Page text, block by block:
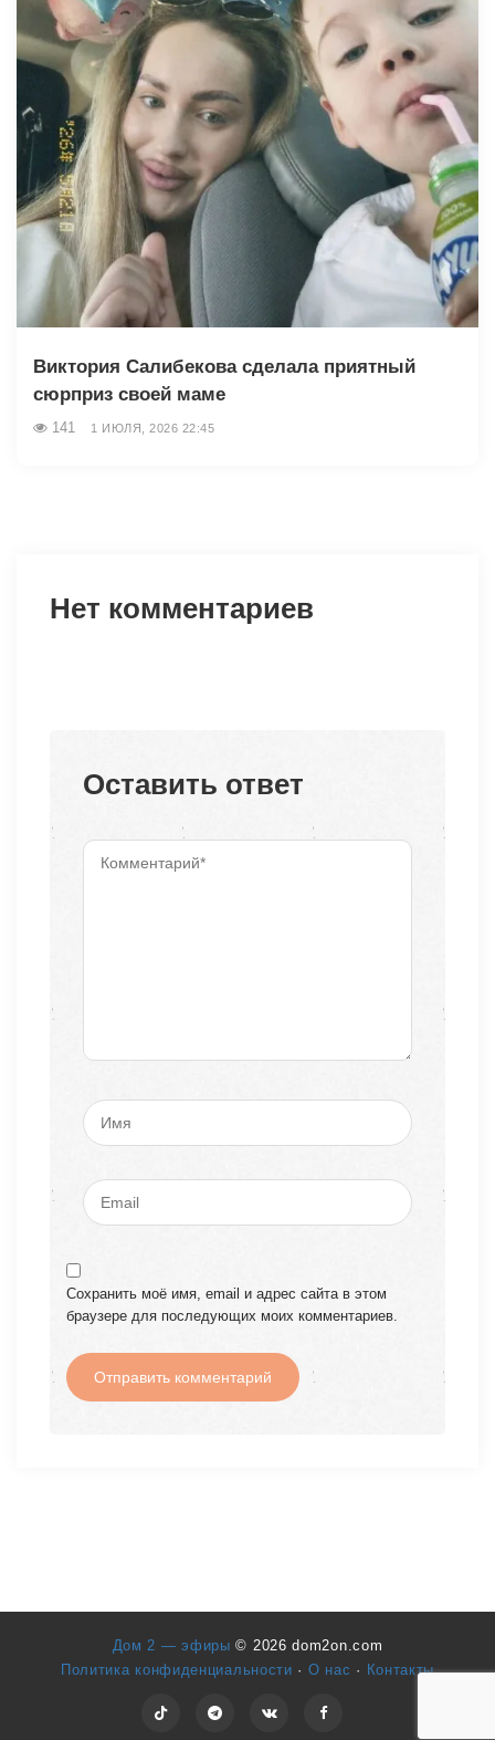
Виктория Салибекова сделала приятный
сюрприз своей маме
141 1 ИЮЛЯ, 2026 22:45
Нет комментариев
Оставить ответ
Сохранить моё имя, email и адрес сайта в этом
браузере для последующих моих комментариев.
Дом 2 — эфиры© 2026 dom2on.com
Политика конфиденциальности · О нас · Контакты